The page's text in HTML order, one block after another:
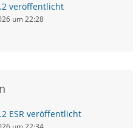
veröffentlicht
um 22:28
ESR veröffentlicht